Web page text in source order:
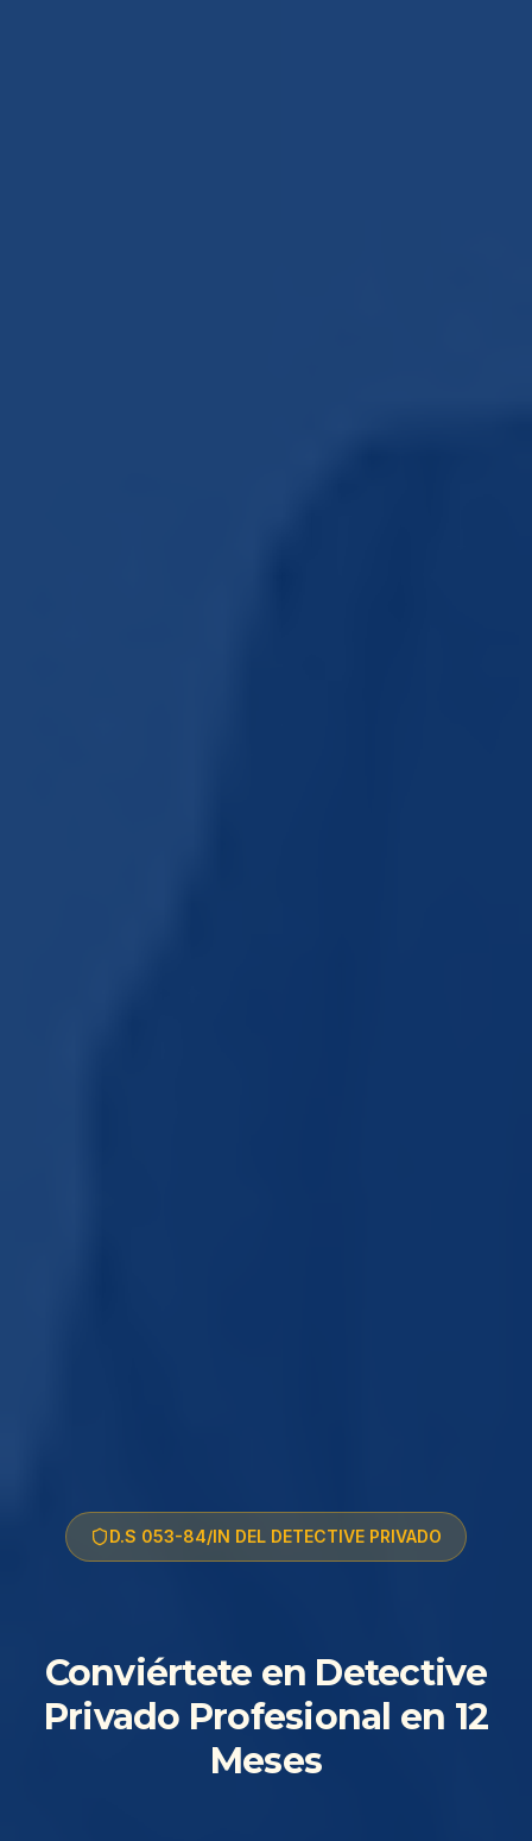
D.S 053-84/IN DEL DETECTIVE PRIVADO
Conviértete en Detective
Privado Profesional en 12
Meses